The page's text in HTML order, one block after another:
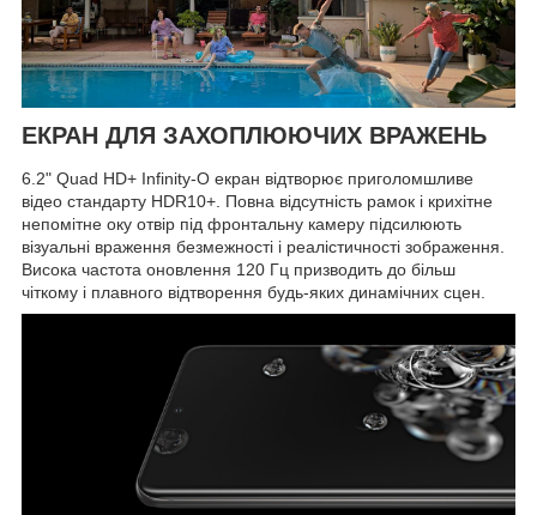
ЕКРАН ДЛЯ ЗАХОПЛЮЮЧИХ ВРАЖЕНЬ
6.2" Quad HD+ Infinity-O екран відтворює приголомшливе
відео стандарту HDR10+. Повна відсутність рамок і крихітне
непомітне оку отвір під фронтальну камеру підсилюють
візуальні враження безмежності і реалістичності зображення.
Висока частота оновлення 120 Гц призводить до більш
чіткому і плавного відтворення будь-яких динамічних сцен.